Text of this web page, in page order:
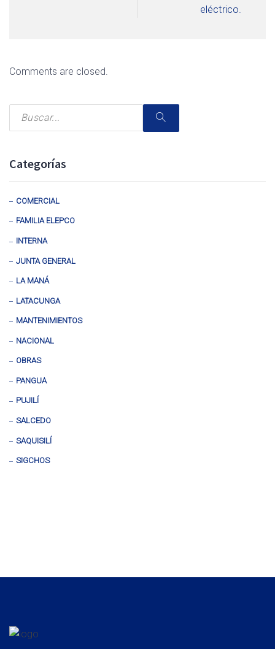
eléctrico.
Comments are closed.
Categorías
COMERCIAL
FAMILIA ELEPCO
INTERNA
JUNTA GENERAL
LA MANÁ
LATACUNGA
MANTENIMIENTOS
NACIONAL
OBRAS
PANGUA
PUJILÍ
SALCEDO
SAQUISILÍ
SIGCHOS